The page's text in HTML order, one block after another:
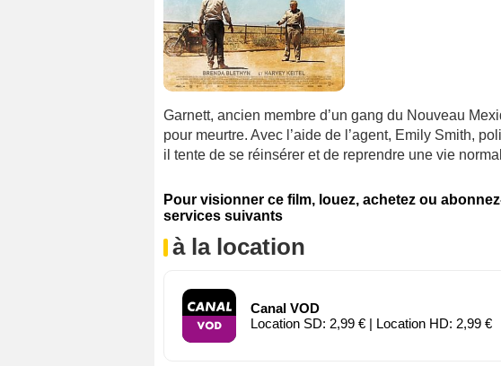
Garnett, ancien membre d’un gang du Nouveau
pour meurtre. Avec l’aide de l’agent, Emily Smith,
il tente de se réinsérer et de reprendre une vie
Pour visionner ce film, louez, achetez ou
services suivants
à la location
Canal VOD
Location SD: 2,99 € | Location HD: 2,99 €